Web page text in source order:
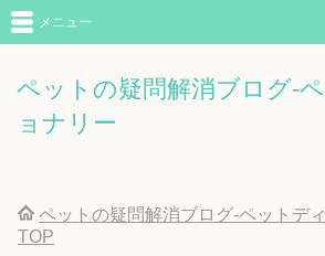
ペットの疑問解消ブログ-
ョナリー
メニュー
ペットの疑問解消ブログ-ペットデ
TOP